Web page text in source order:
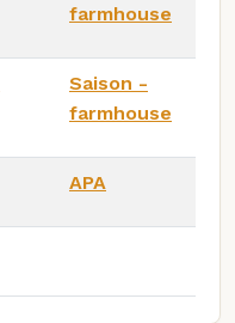
farmhouse
Saison -
farmhouse
APA